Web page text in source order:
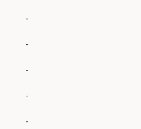
-
-
-
-
-